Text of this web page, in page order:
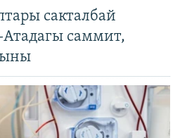
сакталбай
саммит,